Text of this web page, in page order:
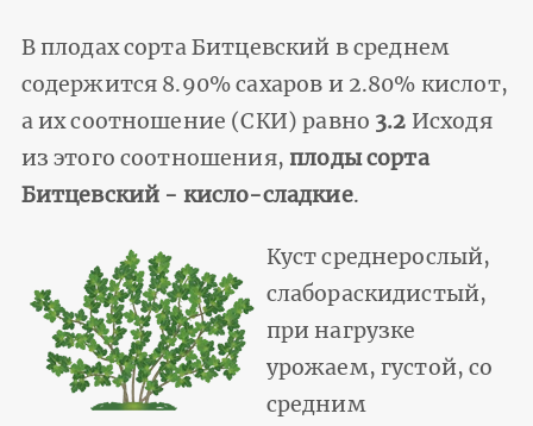
В плодах сорта Битцевский в среднем
содержится 8.90% сахаров и 2.80% кислот,
а их соотношение (СКИ) равно 3.2 Исходя
из этого соотношения, плоды сорта
Битцевский - кисло-сладкие.
Куст среднерослый,
слабораскидистый,
при нагрузке
урожаем, густой, со
средним